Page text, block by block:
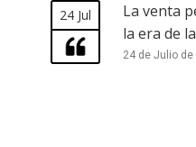
24 Jul
La venta
la era de
24 de Julio de